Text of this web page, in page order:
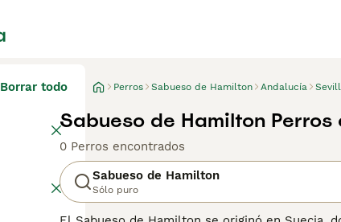
Borrar todo Perros Sabueso de Hamilton Andalucía
Sabueso de Hamilton
0 Perros encontrados
Sabueso de Hamilton
Sólo puro